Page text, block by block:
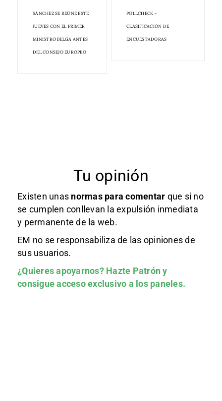
SÁNCHEZ SE REÚNE ESTE
JUEVES CON EL PRIMER
MINISTRO BELGA ANTES
DEL CONSEJO EUROPEO
POLLCHECK -
CLASIFICACIÓN DE
ENCUESTADORAS
Tu opinión
Existen unas normas para comentar que si no
se cumplen conllevan la expulsión inmediata
y permanente de la web.
EM no se responsabiliza de las opiniones de
sus usuarios.
¿Quieres apoyarnos? Hazte Patróny
consigue acceso exclusivo a los paneles.